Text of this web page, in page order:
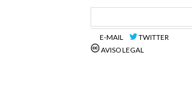
E-MAIL
TWITTER
AVISO LEGAL